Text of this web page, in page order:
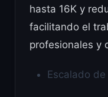
hasta 16K y
facilitando el
profesionales y
Escalado